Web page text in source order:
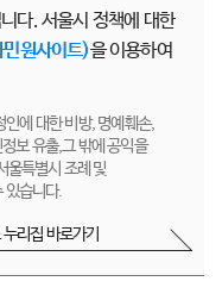
다. 서울시 정책에 대한
원사이트)을 이용하여
인에 대한 비방, 명예훼손,
보 유출,그 밖에 공익을
울특별시 조례 및
있습니다.
리집 바로가기